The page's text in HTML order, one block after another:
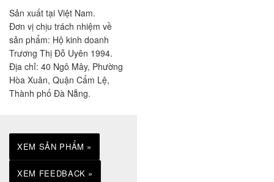
Sản xuất tại Việt Nam.
Đơn vị chịu trách nhiệm về
sản phẩm: Hộ kinh doanh
Trương Thị Đỗ Uyên 1994.
Địa chỉ: 40 Ngô Mây, Phường
Hòa Xuân, Quận Cẩm Lệ,
Thành phố Đà Nẵng.
XEM SẢN PHẨM »
XEM FEEDBACK »